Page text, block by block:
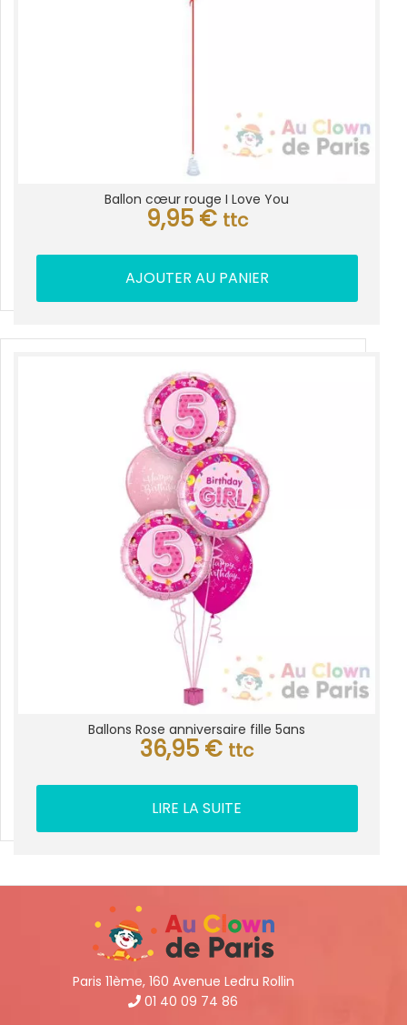
Ballon cœur rouge I Love You
9,95 € ttc
AJOUTER AU PANIER
Ballons Rose anniversaire fille 5ans
36,95 € ttc
LIRE LA SUITE
Paris 11ème, 160 Avenue Ledru Rollin
01 40 09 74 86